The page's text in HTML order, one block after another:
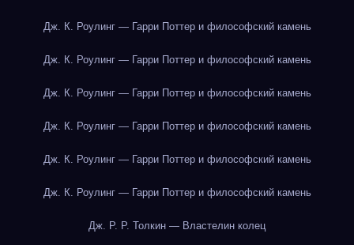
Дж. К. Роулинг — Гарри Поттер и философский камень
Дж. К. Роулинг — Гарри Поттер и философский камень
Дж. К. Роулинг — Гарри Поттер и философский камень
Дж. К. Роулинг — Гарри Поттер и философский камень
Дж. К. Роулинг — Гарри Поттер и философский камень
Дж. К. Роулинг — Гарри Поттер и философский камень
Дж. Р. Р. Толкин — Властелин колец